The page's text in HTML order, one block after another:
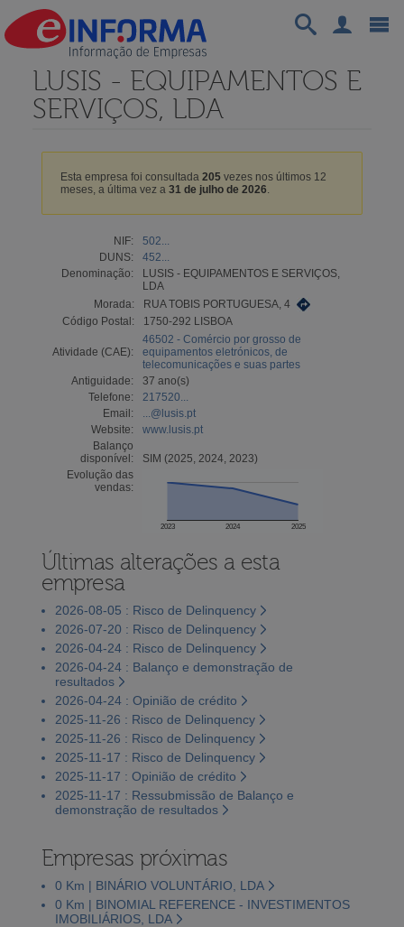
LUSIS - EQUIPAMENTOS E
SERVIÇOS, LDA
Esta empresa foi consultada 205vezes nos últimos 12
meses, a última vez a 31 de julho de 2026.
NIF:
502...
DUNS:
452...
Denominação:
LUSIS - EQUIPAMENTOS E SERVIÇOS,
LDA
Morada:
RUA TOBIS PORTUGUESA, 4
Código Postal:
1750-292 LISBOA
Atividade (CAE):
46502 - Comércio por grosso de
equipamentos eletrónicos, de
telecomunicações e suas partes
Antiguidade:
37 ano(s)
Telefone:
217520...
Email:
...@lusis.pt
Website:
www.lusis.pt
Balanço
disponível:
SIM (2025, 2024, 2023)
Evolução das
vendas:
2023 2024 2025
Últimas alterações a esta
empresa
2026-08-05 : Risco de Delinquency
2026-07-20 : Risco de Delinquency
2026-04-24 : Risco de Delinquency
2026-04-24 : Balanço e demonstração de
resultados
2026-04-24 : Opinião de crédito
2025-11-26 : Risco de Delinquency
2025-11-26 : Risco de Delinquency
2025-11-17 : Risco de Delinquency
2025-11-17 : Opinião de crédito
2025-11-17 : Ressubmissão de Balanço e
demonstração de resultados
Empresas próximas
0 Km | BINÁRIO VOLUNTÁRIO, LDA
0 Km | BINOMIAL REFERENCE - INVESTIMENTOS
IMOBILIÁRIOS, LDA